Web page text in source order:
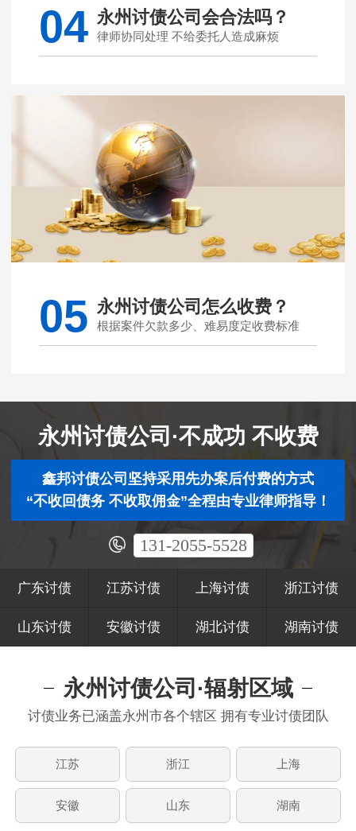
04 永州讨债公司会合法吗？
律师协同处理 不给委托人造成麻烦
05 永州讨债公司怎么收费？
根据案件欠款多少、难易度定收费标准
永州讨债公司·不成功 不收费
鑫邦讨债公司坚持采用先办案后付费的方式
“不收回债务 不收取佣金”全程由专业律师指导！
131-2055-5528
广东讨债 江苏讨债 上海讨债 浙江讨债
山东讨债 安徽讨债 湖北讨债 湖南讨债
永州讨债公司·辐射区域
讨债业务已涵盖永州市各个辖区 拥有专业讨债团队
江苏 浙江 上海
安徽 山东 湖南